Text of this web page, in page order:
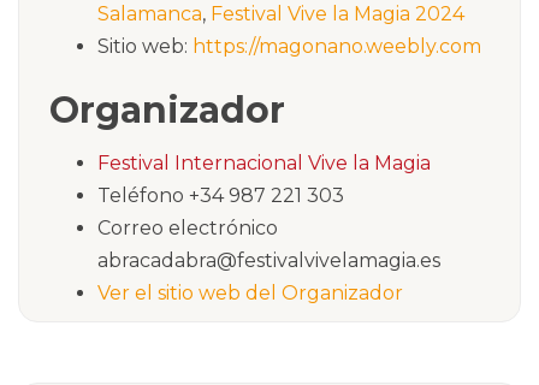
Salamanca, Festival Vive la Magia 2024
Sitio web: https://magonano.weebly.com
Organizador
Festival Internacional Vive la Magia
Teléfono +34 987 221 303
Correo electrónico
abracadabra@festivalvivelamagia.es
Ver el sitio web del Organizador